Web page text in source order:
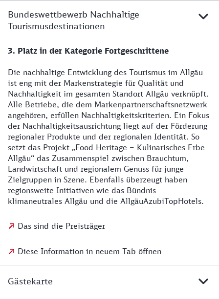
Bundeswettbewerb Nachhaltige
Tourismusdestinationen
3. Platz in der Kategorie Fortgeschrittene
Die nachhaltige Entwicklung des Tourismus im Allgäu
ist eng mit der Markenstrategie für Qualität und
Nachhaltigkeit im gesamten Standort Allgäu verknüpft.
Alle Betriebe, die dem Markenpartnerschaftsnetzwerk
angehören, erfüllen Nachhaltigkeitskriterien. Ein Fokus
der Nachhaltigkeitsausrichtung liegt auf der Förderung
regionaler Produkte und der regionalen Identität. So
setzt das Projekt „Food Heritage – Kulinarisches Erbe
Allgäu“ das Zusammenspiel zwischen Brauchtum,
Landwirtschaft und regionalem Genuss für junge
Zielgruppen in Szene. Ebenfalls überzeugt haben
regionsweite Initiativen wie das Bündnis
klimaneutrales Allgäu und die AllgäuAzubiTopHotels.
Das sind die Preisträger
Diese Information in neuem Tab öffnen
Gästekarte